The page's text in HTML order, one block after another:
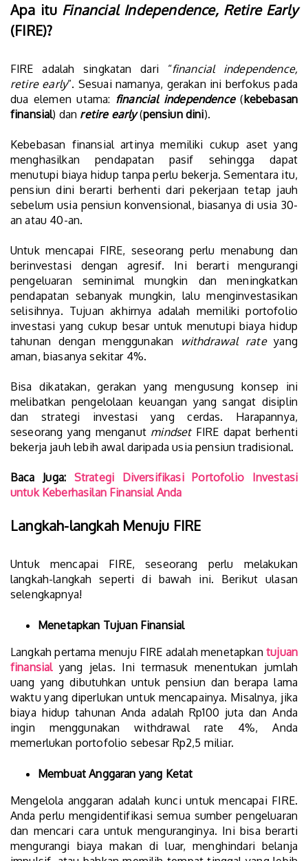
Apa itu Financial Independence, Retire Early
(FIRE)?
FIRE adalah singkatan dari “financial independence,
retire early”. Sesuai namanya, gerakan ini berfokus pada
dua elemen utama: financial independence(kebebasan
finansial) dan retire early(pensiun dini).
Kebebasan finansial artinya memiliki cukup aset yang
menghasilkan pendapatan pasif sehingga dapat
menutupi biaya hidup tanpa perlu bekerja. Sementara itu,
pensiun dini berarti berhenti dari pekerjaan tetap jauh
sebelum usia pensiun konvensional, biasanya di usia 30-
an atau 40-an.
Untuk mencapai FIRE, seseorang perlu menabung dan
berinvestasi dengan agresif. Ini berarti mengurangi
pengeluaran seminimal mungkin dan meningkatkan
pendapatan sebanyak mungkin, lalu menginvestasikan
selisihnya. Tujuan akhirnya adalah memiliki portofolio
investasi yang cukup besar untuk menutupi biaya hidup
tahunan dengan menggunakan
withdrawal rateyang
aman, biasanya sekitar 4%.
Bisa dikatakan, gerakan yang mengusung konsep ini
melibatkan pengelolaan keuangan yang sangat disiplin
dan strategi investasi yang cerdas. Harapannya,
seseorang yang menganut mindsetFIRE dapat berhenti
bekerja jauh lebih awal daripada usia pensiun tradisional.
Baca Juga: Strategi Diversifikasi Portofolio Investasi
untuk Keberhasilan Finansial Anda
Langkah-langkah Menuju FIRE
Untuk mencapai FIRE, seseorang perlu melakukan
langkah-langkah seperti di bawah ini. Berikut ulasan
selengkapnya!
Menetapkan Tujuan Finansial
Langkah pertama menuju FIRE adalah menetapkantujuan
finansialyang jelas. Ini termasuk menentukan jumlah
uang yang dibutuhkan untuk pensiun dan berapa lama
waktu yang diperlukan untuk mencapainya. Misalnya, jika
biaya hidup tahunan Anda adalah Rp100 juta dan Anda
ingin menggunakan withdrawal rate 4%, Anda
memerlukan portofolio sebesar Rp2,5 miliar.
Membuat Anggaran yang Ketat
Mengelola anggaran adalah kunci untuk mencapai FIRE.
Anda perlu mengidentifikasi semua sumber pengeluaran
dan mencari cara untuk menguranginya. Ini bisa berarti
mengurangi biaya makan di luar, menghindari belanja